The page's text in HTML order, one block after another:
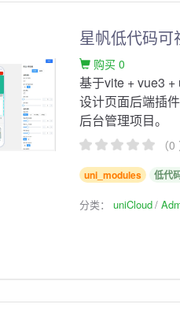
星帆低代码
购买 0
基于vite + vue3
设计页面后端插
后台管理项目。
（
uni_modules 低代
分类：uniCloud